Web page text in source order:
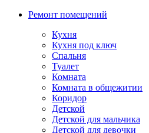
Ремонт помещений
Кухня
Кухня под ключ
Спальня
Туалет
Комната
Комната в общежитии
Коридор
Детской
Детской для мальчика
Детской для девочки